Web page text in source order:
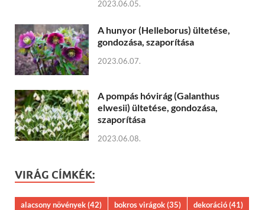
2023.06.05.
A hunyor (Helleborus) ültetése,
gondozása, szaporítása
2023.06.07.
A pompás hóvirág (Galanthus
elwesii) ültetése, gondozása,
szaporítása
2023.06.08.
VIRÁG CÍMKÉK:
alacsony növények(42) bokros virágok(35) dekoráció(41)